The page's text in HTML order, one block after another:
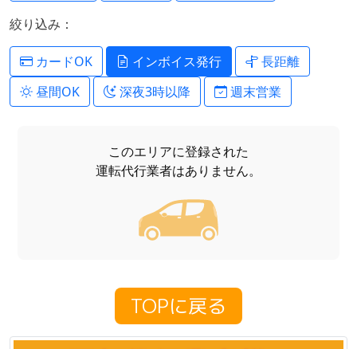
絞り込み：
カードOK インボイス発行
長距離
昼間OK
深夜3時以降 週末営業
このエリアに登録された
運転代行業者はありません。
TOPに戻る